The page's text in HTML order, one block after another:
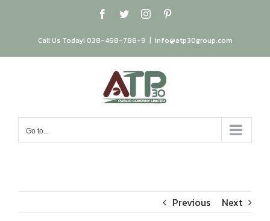
Facebook
TwitterInstagram
Call Us Today! 038-468-788-9 | info@atp30group.com
Go to...
Previous Next